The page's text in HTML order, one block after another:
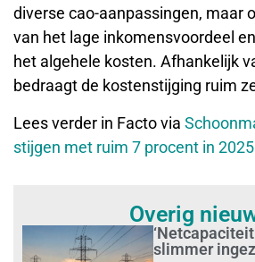
diverse cao-aanpassingen, maar
van het lage inkomensvoordeel
het algehele kosten. Afhankelijk
bedraagt de kostenstijging ruim
Lees verder in Facto via
stijgen met ruim 7 procent in 2025
Overig
slimmer